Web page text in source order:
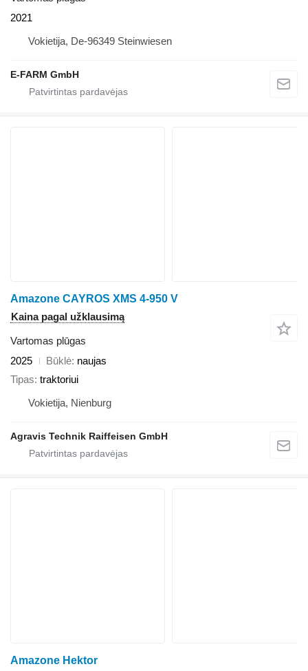
2021
Vokietija, De-96349 Steinwiesen
E-FARM GmbH
Amazone CAYROS XMS 4-950 V
Kaina pagal užklausimą
Vartomas plūgas
2025
Būklė naujas
Tipas traktoriui
Vokietija, Nienburg
Agravis Technik Raiffeisen GmbH
Amazone Hektor